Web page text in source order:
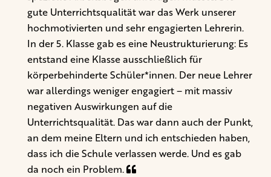
gute Unterrichtsqualität war das Werk unserer
hochmotivierten und sehr engagierten Lehrerin.
In der 5. Klasse gab es eine Neustrukturierung: Es
entstand eine Klasse ausschließlich für
körperbehinderte Schüler*innen. Der neue Lehrer
war allerdings weniger engagiert – mit massiv
negativen Auswirkungen auf die
Unterrichtsqualität. Das war dann auch der Punkt,
an dem meine Eltern und ich entschieden haben,
dass ich die Schule verlassen werde. Und es gab
da noch ein Problem.